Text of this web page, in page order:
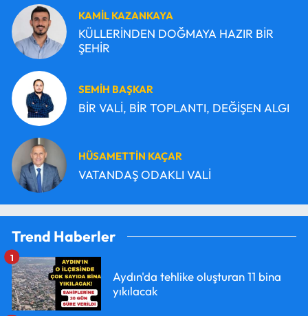
KAMİL KAZANKAYA
KÜLLERİNDEN DOĞMAYA HAZIR BİR
ŞEHİR
SEMİH BAŞKAR
BİR VALİ, BİR TOPLANTI, DEĞİŞEN ALGI
HÜSAMETTİN KAÇAR
VATANDAŞ ODAKLI VALİ
Trend Haberler
Aydın'da tehlike oluşturan 11 bina
yıkılacak
1